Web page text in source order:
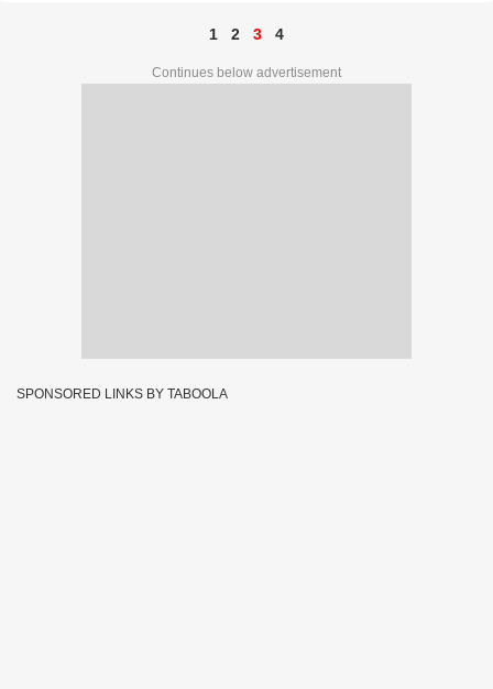
1 2 3 4
Continues below advertisement
SPONSORED LINKS BY TABOOLA